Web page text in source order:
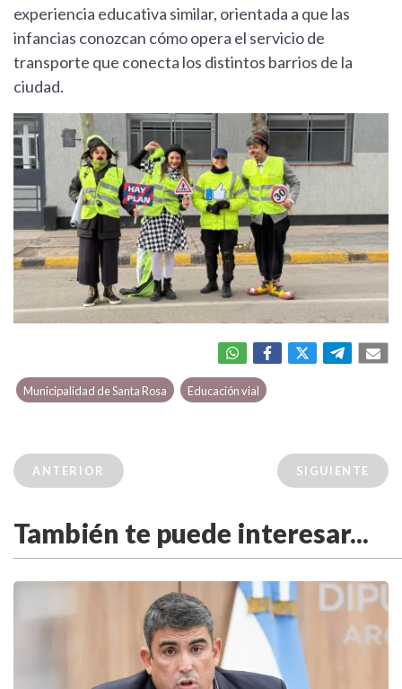
experiencia educativa similar, orientada a que las
infancias conozcan cómo opera el servicio de
transporte que conecta los distintos barrios de la
ciudad.
Municipalidad de Santa Rosa Educación vial
ANTERIOR SIGUIENTE
También te puede interesar...